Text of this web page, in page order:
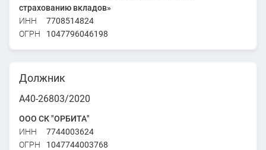
страхованию вкладов»
ИНН
7708514824
ОГРН
1047796046198
Должник
А40-26803/2020
ООО СК "ОРБИТА"
ИНН
7744003624
ОГРН
1047744003768